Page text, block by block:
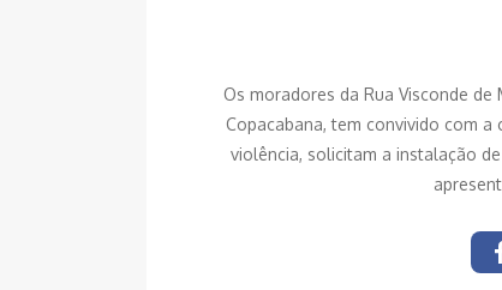
Os moradores da Rua Visconde
Copacabana, tem convivido com
violência, solicitam a instalação